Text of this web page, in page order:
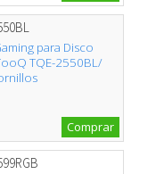
para Disco
TQE-2550BL/
Comprar